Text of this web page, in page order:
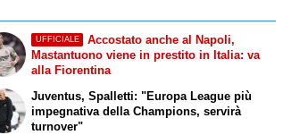
UFFICIALE
Accostato anche al Napoli,
Mastantuono viene in prestito in Italia: va
alla Fiorentina
Juventus, Spalletti: "Europa League più
impegnativa della Champions, servirà
turnover"